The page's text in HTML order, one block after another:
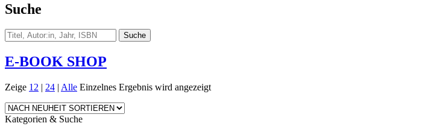
Suche
E-BOOK SHOP
Zeige 12 | 24 | Alle Einzelnes Ergebnis wird angezeigt
Kategorien & Suche